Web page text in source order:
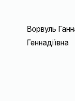
Ворвуль
Геннадіївна